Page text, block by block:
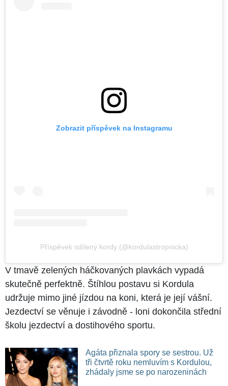
Zobrazit příspěvek na Instagramu
Příspěvek sdílený kordy (@kordulastropnicka)
V tmavě zelených háčkovaných plavkách vypadá
skutečně perfektně. Štíhlou postavu si Kordula
udržuje mimo jiné jízdou na koni, která je její vášní.
Jezdectví se věnuje i závodně - loni dokončila střední
školu jezdectví a dostihového sportu.
Agáta přiznala spory se sestrou. Už
tři čtvrtě roku nemluvím s Kordulou,
zhádaly jsme se po narozeninách